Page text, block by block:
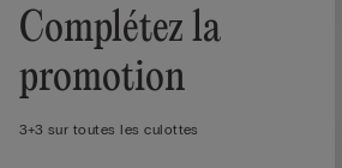
Complétez la
promotion
3+3 sur toutes les culottes